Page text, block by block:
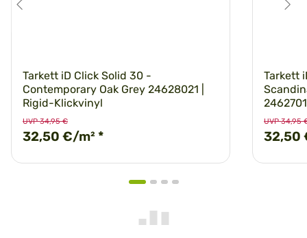
Tarkett iD Click Solid 30 -
Contemporary Oak Grey 24628021 |
Rigid-Klickvinyl
UVP 34,95 €
32,50 €/m² *
Tarkett
UVP 34,95
32,50